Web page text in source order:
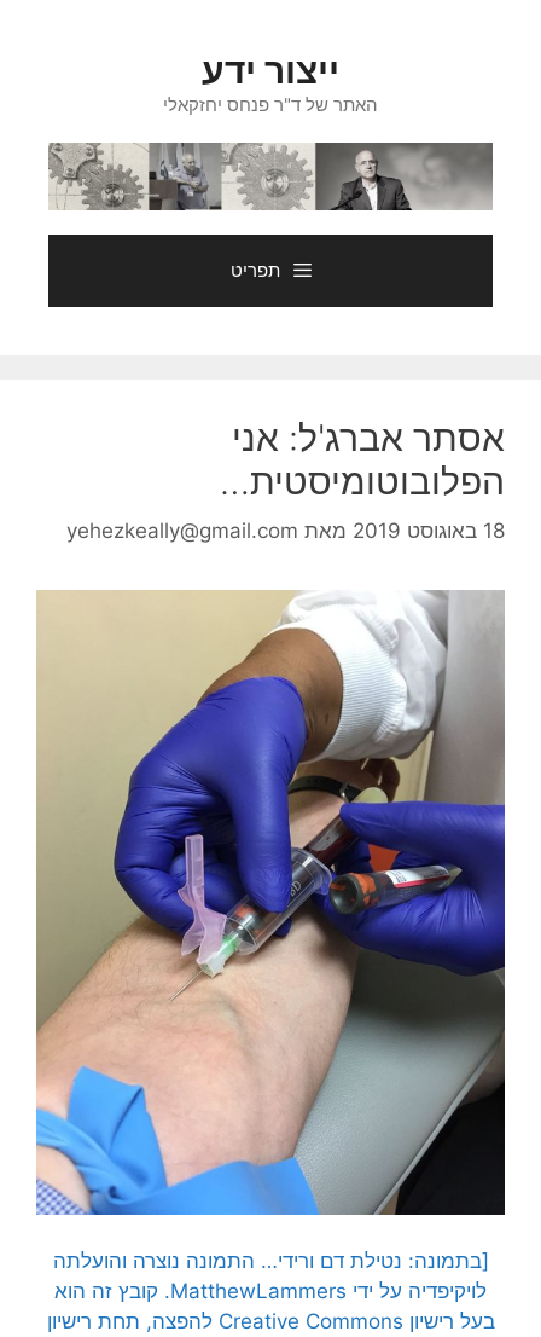
ייצור ידע
האתר של ד"ר פנחס יחזקאלי
תפריט
אסתר אברג'ל: אני
הפלובוטומיסטית…
18 באוגוסט 2019 מאת yehezkeally@gmail.com
[בתמונה: נטילת דם ורידי… התמונה נוצרה והועלתה
לויקיפדיה על ידי MatthewLammers. קובץ זה הוא
בעל רישיון Creative Commons להפצה, תחת רישיון